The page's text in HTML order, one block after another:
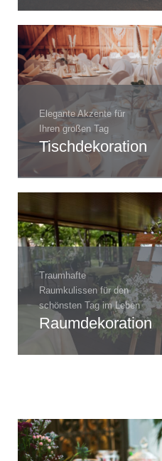
Elegante Akzente für
Ihren großen Tag
Tischdekoration
Traumhafte
Raumkulissen für den
schönsten Tag im Leben
Raumdekoration